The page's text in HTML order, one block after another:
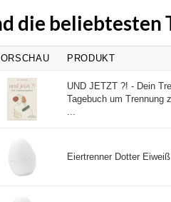
die
PRODUKT
UND JETZT ?! - Dein
Tagebuch um Trennung
Eiertrenner Dotter